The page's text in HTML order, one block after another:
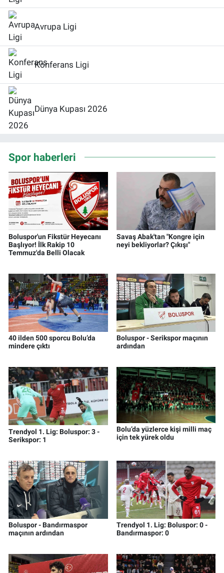
Avrupa Ligi
Konferans Ligi
Dünya Kupası 2026
Spor haberleri
Boluspor'un Fikstür Heyecanı
Başlıyor! İlk Rakip 10
Temmuz'da Belli Olacak
Savaş Abak'tan "Kongre için
neyi bekliyorlar? Çıkışı"
40 ilden 500 sporcu Bolu’da
mindere çıktı
Boluspor - Serikspor maçının
ardından
Trendyol 1. Lig: Boluspor: 3 -
Serikspor: 1
Bolu’da yüzlerce kişi milli maç
için tek yürek oldu
Boluspor - Bandırmaspor
maçının ardından
Trendyol 1. Lig: Boluspor: 0 -
Bandırmaspor: 0